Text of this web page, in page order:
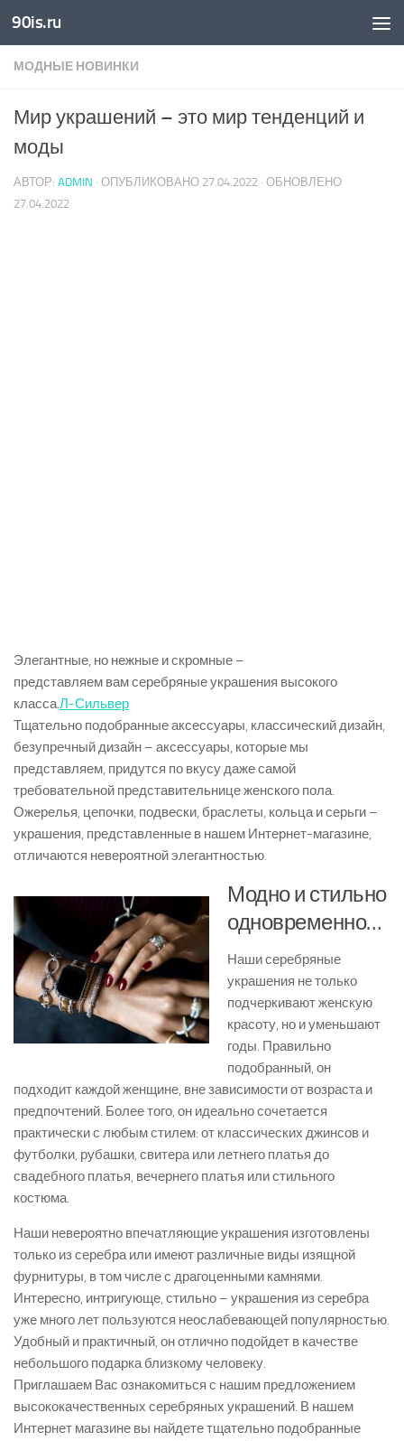
Skip to content
90is.ru
МОДНЫЕ НОВИНКИ
Мир украшений – это мир тенденций и
моды
АВТОР: ADMIN · ОПУБЛИКОВАНО 27.04.2022 · ОБНОВЛЕНО
27.04.2022
Элегантные, но нежные и скромные –
представляем вам серебряные украшения высокого
класса.Л-Сильвер
Тщательно подобранные аксессуары, классический дизайн,
безупречный дизайн – аксессуары, которые мы
представляем, придутся по вкусу даже самой
требовательной представительнице женского пола.
Ожерелья, цепочки, подвески, браслеты, кольца и серьги –
украшения, представленные в нашем Интернет-магазине,
отличаются невероятной элегантностью.
Модно и стильно
одновременно…
Наши серебряные
украшения не только
подчеркивают женскую
красоту, но и уменьшают
годы. Правильно
подобранный, он
подходит каждой женщине, вне зависимости от возраста и
предпочтений. Более того, он идеально сочетается
практически с любым стилем: от классических джинсов и
футболки, рубашки, свитера или летнего платья до
свадебного платья, вечернего платья или стильного
костюма.
Наши невероятно впечатляющие украшения изготовлены
только из серебра или имеют различные виды изящной
фурнитуры, в том числе с драгоценными камнями.
Интересно, интригующе, стильно – украшения из серебра
уже много лет пользуются неослабевающей популярностью.
Удобный и практичный, он отлично подойдет в качестве
небольшого подарка близкому человеку.
Приглашаем Вас ознакомиться с нашим предложением
высококачественных серебряных украшений. В нашем
Интернет магазине вы найдете тщательно подобранные